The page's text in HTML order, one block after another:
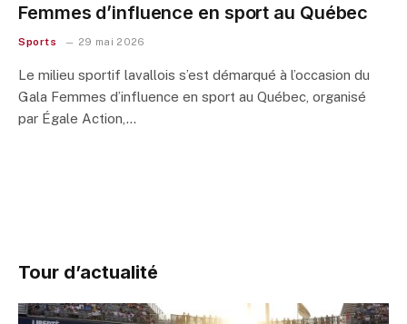
Femmes d’influence en sport au Québec
Sports 29 mai 2026
Le milieu sportif lavallois s’est démarqué à l’occasion du
Gala Femmes d’influence en sport au Québec, organisé
par Égale Action,…
Tour d’actualité